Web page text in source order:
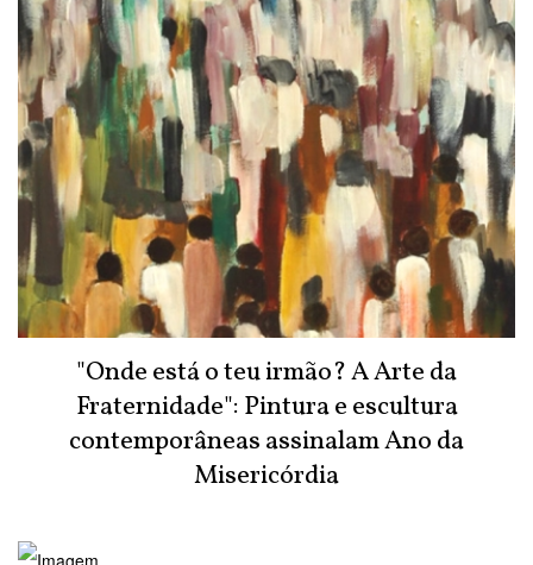
"Onde está o teu irmão? A Arte da
Fraternidade": Pintura e escultura
contemporâneas assinalam Ano da
Misericórdia